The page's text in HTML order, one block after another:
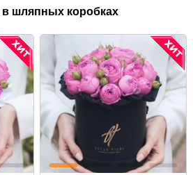
в шляпных коробках